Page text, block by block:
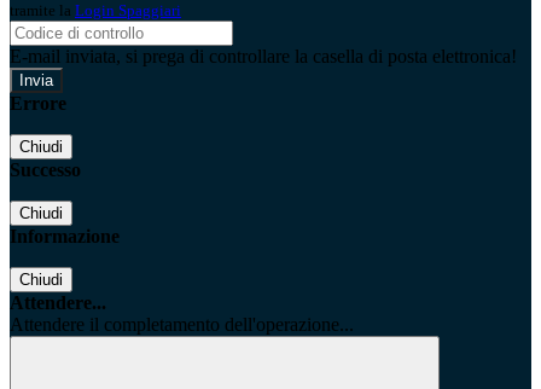
tramite la Login Spaggiari
E-mail inviata, si prega di controllare la casella di posta elettronica!
Errore
Chiudi
Successo
Chiudi
Informazione
Chiudi
Attendere...
Attendere il completamento dell'operazione...